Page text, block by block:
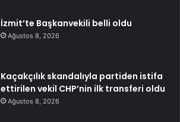
İzmit’te Başkanvekili belli oldu
Ağustos 8, 2026
Kaçakçılık skandalıyla partiden istifa
ettirilen vekil CHP’nin ilk transferi oldu
Ağustos 8, 2026